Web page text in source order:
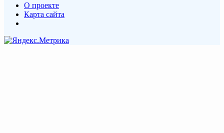
О проекте
Карта сайта